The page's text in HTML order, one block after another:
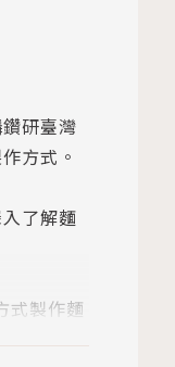
研臺灣
方式。
了解麵
式製作麵